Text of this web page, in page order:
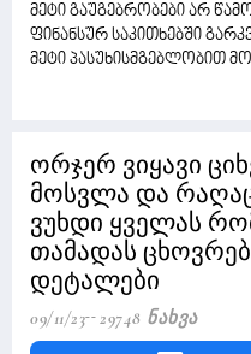
მეტი გაუგებრობები არ
ფინანსურ საკითხებში
მეტი პასუხისმგებლობით
ორჯერ ვიყავი
მოსვლა და
ვუხდი ყველას
თამადას
დეტალები
09/11/23 29748 Ნახვა